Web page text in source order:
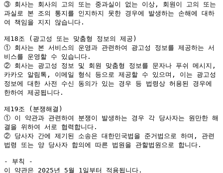
③ 회사는 회사의 고의 또는 중과실이 없는 이상, 회원이 고의 또는
과실로 본 조의 통지를 인지하지 못한 경우에 발생하는 손해에 대하
여 책임을 지지 않습니다.
제18조 (광고성 또는 맞춤형 정보의 제공)
① 회사는 본 서비스의 운영과 관련하여 광고성 정보를 제공하는 서
비스를 운영할 수 있습니다.
② 회사는 광고성 정보 및 회원 맞춤형 정보를 문자나 푸쉬 메시지,
카카오 알림톡, 이메일 형식 등으로 제공할 수 있으며, 이는 광고성
정보에 대한 사전 수신 동의가 있는 경우 등 법령상 허용된 경우에
한하여 제공됩니다.
제19조 (분쟁해결)
① 이 약관과 관련하여 분쟁이 발생하는 경우 각 당사자는 원만한 해
결을 위하여 서로 협력합니다.
② 당사자 간에 제기된 소송은 대한민국법을 준거법으로 하며, 관련
법령 또는 양 당사자 합의에 따른 법원을 관할법원으로 합니다.
- 부칙 -